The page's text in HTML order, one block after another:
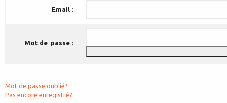
Email :
Mot de passe :
Mot de passe oublié?
Pas encore enregistré?